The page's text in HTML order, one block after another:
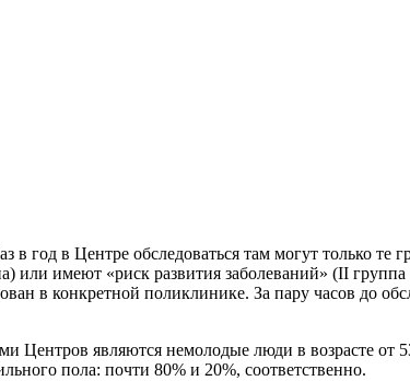
в Центре обследоваться там могут только те
или имеют «риск развития заболеваний» (II
в конкретной поликлинике. За пару часов до
Центров являются немолодые люди в возрасте
пола: почти 80% и 20%, соответственно.